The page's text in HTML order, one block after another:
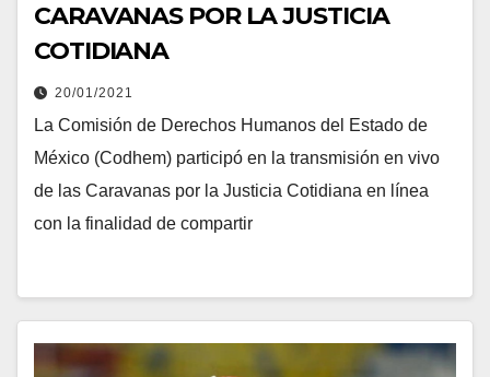
CARAVANAS POR LA JUSTICIA
COTIDIANA
20/01/2021
La Comisión de Derechos Humanos del Estado de
México (Codhem) participó en la transmisión en vivo
de las Caravanas por la Justicia Cotidiana en línea
con la finalidad de compartir